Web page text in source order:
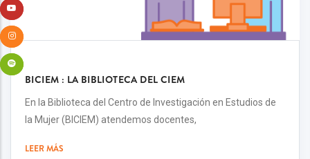
BICIEM : LA BIBLIOTECA DEL CIEM
En la Biblioteca del Centro de Investigación en Estudios de
la Mujer (BICIEM) atendemos docentes,
LEER MÁS